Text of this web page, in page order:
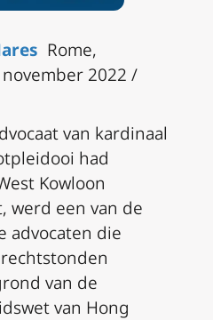
Rome,
2022 /
van kardinaal
had
Kowloon
werd een van de
advocaten die
van de
van Hong